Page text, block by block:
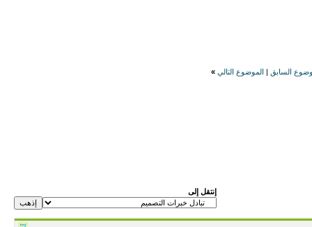
السابق الموضوع التالي »
إنتقل إلى